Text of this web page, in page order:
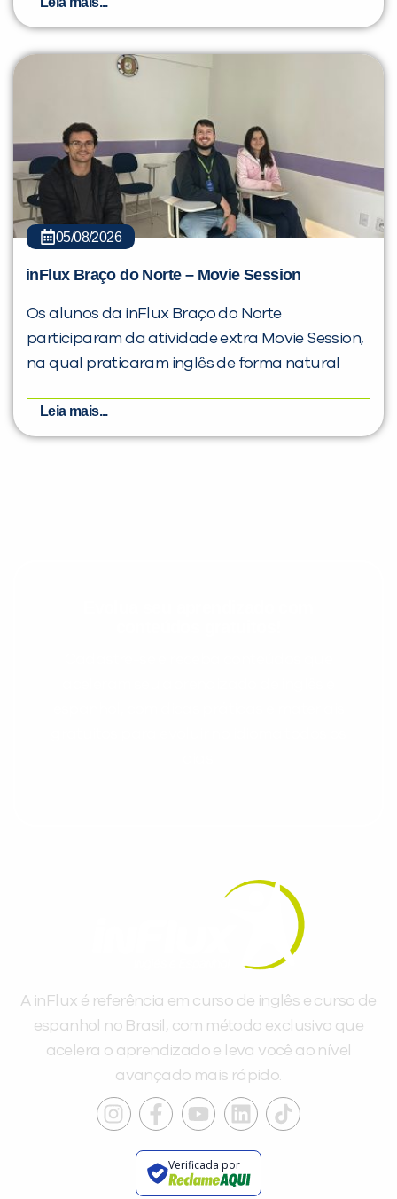
05/08/2026
inFlux Braço do Norte – Movie Session
Os alunos da inFlux Braço do Norte
participaram da atividade extra Movie Session,
na qual praticaram inglês de forma natural
Leia mais...
A inFlux é referência em curso de inglês e curso de
espanhol no Brasil, com método exclusivo que
acelera o aprendizado e leva você ao nível
avançado mais rápido.
Verificada por